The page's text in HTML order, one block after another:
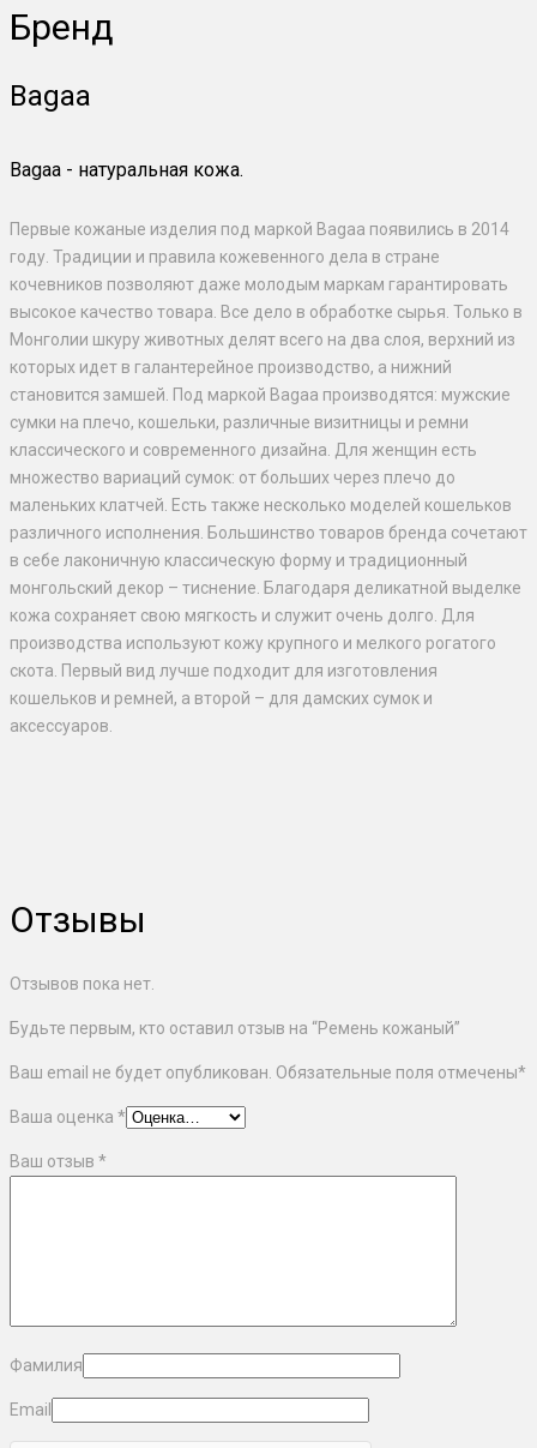
Бренд
Bagaa
Bagaa - натуральная кожа.
Первые кожаные изделия под маркой Bagaa появились в 2014
году. Традиции и правила кожевенного дела в стране
кочевников позволяют даже молодым маркам гарантировать
высокое качество товара. Все дело в обработке сырья. Только в
Монголии шкуру животных делят всего на два слоя, верхний из
которых идет в галантерейное производство, а нижний
становится замшей. Под маркой Bagaa производятся: мужские
сумки на плечо, кошельки, различные визитницы и ремни
классического и современного дизайна. Для женщин есть
множество вариаций сумок: от больших через плечо до
маленьких клатчей. Есть также несколько моделей кошельков
различного исполнения. Большинство товаров бренда сочетают
в себе лаконичную классическую форму и традиционный
монгольский декор – тиснение. Благодаря деликатной выделке
кожа сохраняет свою мягкость и служит очень долго. Для
производства используют кожу крупного и мелкого рогатого
скота. Первый вид лучше подходит для изготовления
кошельков и ремней, а второй – для дамских сумок и
аксессуаров.
Отзывы
Отзывов пока нет.
Будьте первым, кто оставил отзыв на “Ремень кожаный”
Ваш email не будет опубликован. Обязательные поля отмечены*
Ваша оценка *
Ваш отзыв *
Фамилия
Email